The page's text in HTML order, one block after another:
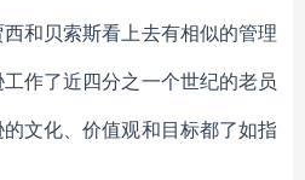
西和 贝索斯看上去有相似的管理
作了近四分之一个世纪的老员
的文化、价值观和目标都了如指